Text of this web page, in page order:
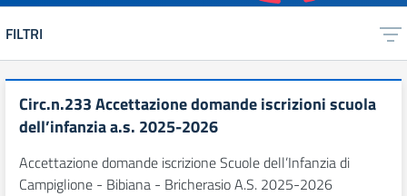
FILTRI
Circ.n.233 Accettazione domande iscrizioni scuola
dell’infanzia a.s. 2025-2026
Accettazione domande iscrizione Scuole dell’Infanzia di
Campiglione - Bibiana - Bricherasio A.S. 2025-2026